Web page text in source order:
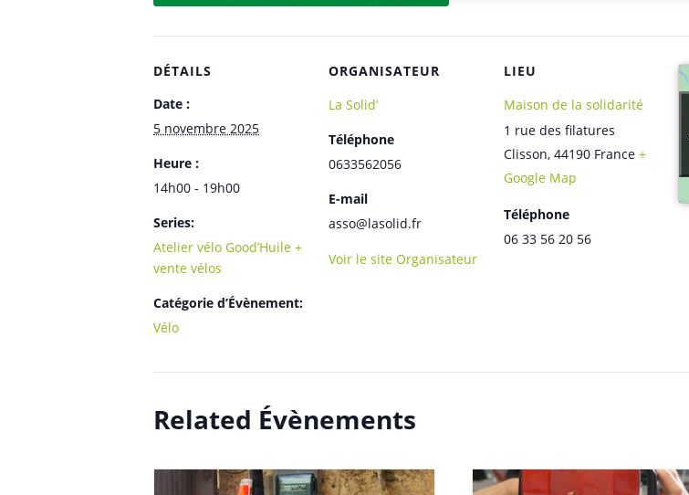
DÉTAILS
Date :
5 novembre 2025
Heure :
14h00 - 19h00
Series:
Atelier vélo Good’Huile +
vente vélos
Catégorie d’Évènement:
Vélo
ORGANISATEUR
La Solid’
Téléphone
0633562056
E-mail
asso@lasolid.fr
Voir le site Organisateur
LIEU
Maison de la solidarité
1 rue des filatures
Clisson, 44190 France +
Google Map
Téléphone
06 33 56 20 56
Related Évènements